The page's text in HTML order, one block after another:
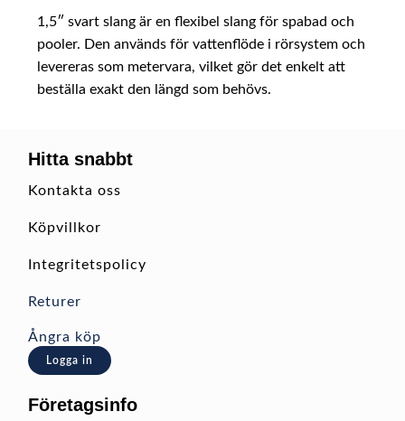
1,5″ svart slang är en flexibel slang för spabad och
pooler. Den används för vattenflöde i rörsystem och
levereras som metervara, vilket gör det enkelt att
beställa exakt den längd som behövs.
Hitta snabbt
Kontakta oss
Köpvillkor
Integritetspolicy
Returer
Ångra köp
Logga in
Företagsinfo